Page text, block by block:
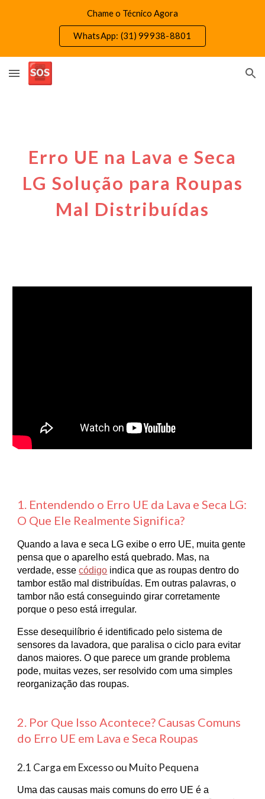
Chame o Técnico Agora
WhatsApp: (31) 99938-8801
Erro UE na Lava e Seca
LG Solução para Roupas
Mal Distribuídas
1. Entendendo o Erro UE da Lava e Seca LG:
O Que Ele Realmente Significa?
Quando a lava e seca LG exibe o erro UE, muita gente
pensa que o aparelho está quebrado. Mas, na
verdade, essecódigo indica que as roupas dentro do
tambor estão mal distribuídas. Em outras palavras, o
tambor não está conseguindo girar corretamente
porque o peso está irregular.
Esse desequilíbrio é identificado pelo sistema de
sensores da lavadora, que paralisa o ciclo para evitar
danos maiores. O que parece um grande problema
pode, muitas vezes, ser resolvido com uma simples
reorganização das roupas.
2. Por Que Isso Acontece? Causas Comuns
do Erro UE em Lava e Seca Roupas
2.1 Carga em Excesso ou Muito Pequena
Uma das causas mais comuns do erro UE é a